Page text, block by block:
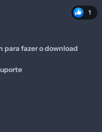
1
para fazer o download